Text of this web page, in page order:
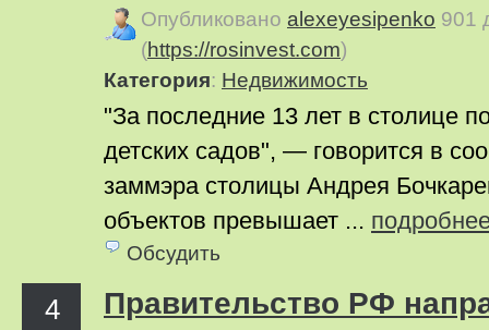
Опубликовано alexeyesipenko 901
(https://rosinvest.com)
Категория: Недвижимость
"За последние 13 лет в столице
детских садов", — говорится в
заммэра столицы Андрея
объектов превышает ...
Обсудить
4
Правительство РФ